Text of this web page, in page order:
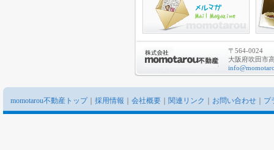
〒564-0024
大阪府吹田市
momotarou不動産トップ｜ 採用情報 ｜ 会社概要 ｜ 関連リンク ｜ お問い合わせ ｜ プ